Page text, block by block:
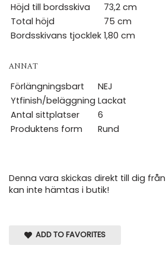
Höjd till bordsskiva
73,2 cm
Total höjd
75 cm
Bordsskivans tjocklek 1,80 cm
ANNAT
Förlängningsbart
NEJ
Ytfinish/beläggning Lackat
Antal sittplatser
6
Produktens form
Rund
Denna vara skickas direkt till dig
kan inte hämtas i butik!
ADD TO FAVORITES